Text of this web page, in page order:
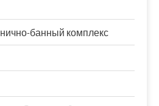
банный комплекс